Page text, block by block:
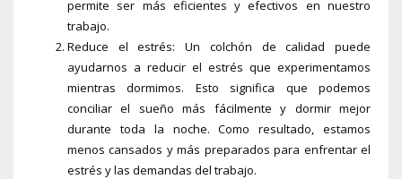
permite ser más eficientes y efectivos en nuestro
trabajo.
Reduce el estrés: Un colchón de calidad puede
ayudarnos a reducir el estrés que experimentamos
mientras dormimos. Esto significa que podemos
conciliar el sueño más fácilmente y dormir mejor
durante toda la noche. Como resultado, estamos
menos cansados y más preparados para enfrentar el
estrés y las demandas del trabajo.